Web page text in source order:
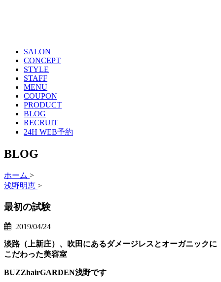
SALON
CONCEPT
STYLE
STAFF
MENU
COUPON
PRODUCT
BLOG
RECRUIT
24H WEB予約
BLOG
ホーム >
浅野明恵 >
最初の試験
2019/04/24
淡路（上新庄）、吹田にあるダメージレスとオーガニックに
こだわった美容室
BUZZhairGARDEN浅野です